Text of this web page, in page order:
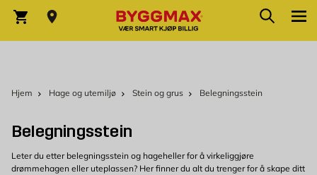
Varekurv Søk
Hjem Hage og utemiljø Stein og grus Belegningsstein
Belegningsstein
Leter du etter belegningsstein og hageheller for å virkeliggjøre
drømmehagen eller uteplassen? Her finner du alt du trenger for å skape ditt